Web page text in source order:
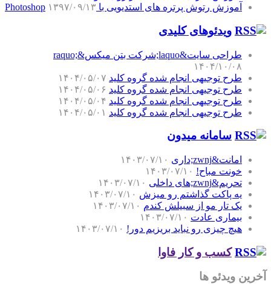
آموزش رتوش پرتره های استدیویی با Photoshop ۱۳۹۷/۰۹/۱۳
ویدئوهای کلیدی
طراحی سایت&laquo;شرکت بتن میکس&raquo;
۱۴۰۴/۱۰/۰۸
طرح توجیهی انجام شده گروه کلید ۱۴۰۴/۰۵/۰۷
طرح توجیهی انجام شده گروه کلید ۱۴۰۴/۰۵/۰۶
طرح توجیهی انجام شده گروه کلید ۱۴۰۴/۰۵/۰۴
طرح توجیهی انجام شده گروه کلید ۱۴۰۴/۰۵/۰۱
سامانه میدون
امانت&zwnj;داری
۱۴۰۳/۰۷/۱۰
خونت مباح! ۱۴۰۳/۰۷/۱۰
تحریم&zwnj;های داخلی
۱۴۰۳/۰۷/۱۰
یه پاکت گذاشتم رو میزش ۱۴۰۳/۰۷/۱۰
یک تار مو از سبیلش کندم ۱۴۰۳/۰۷/۱۰
بیماری عادت ۱۴۰۳/۰۷/۱۰
هیچ چیزی رو نباید بریزیم دور! ۱۴۰۳/۰۷/۱۰
کسب و کار فاوا
آخرین ویدئو ها